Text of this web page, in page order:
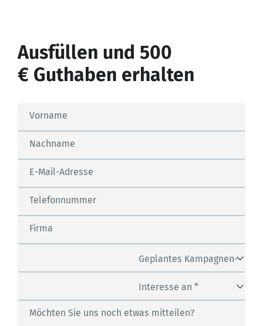
Ausfüllen und 500
€ Guthaben erhalten
Vorname
Nachname
E-Mail-Adresse
Telefonnummer
Firma
Geplantes Kampagnen-
Interesse an *
Möchten Sie uns noch etwas mitteilen?